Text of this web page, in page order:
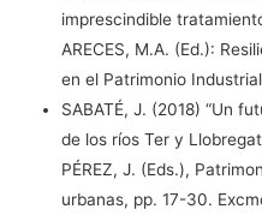
imprescindible
ARECES, M.A. (Ed.):
en el Patrimonio
SABATÉ, J. (2018) “Un
de los ríos Ter y
PÉREZ, J. (Eds.),
urbanas, pp. 17-30.